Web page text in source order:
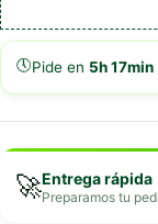
🕔Pide en 5h 17min
🚀Entrega rápida
Preparamos tu